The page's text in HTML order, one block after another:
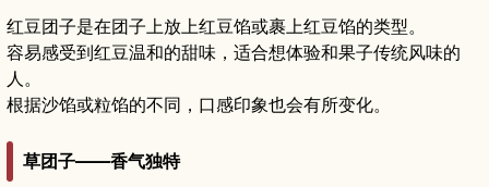
红豆团子是在团子上放上红豆馅或裹上红豆馅的类型。
容易感受到红豆温和的甜味，适合想体验和果子传统风味的
人。
根据沙馅或粒馅的不同，口感印象也会有所变化。
草团子——香气独特